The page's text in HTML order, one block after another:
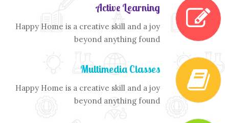
Active Learning
Happy Home is a creative skill and a joy
beyond anything found
Multimedia Classes
Happy Home is a creative skill and a joy
beyond anything found